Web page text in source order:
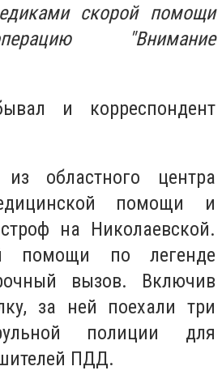
скорой помощи
"Внимание
и корреспондент
областного центра
помощи и
на Николаевской.
помощи по легенде
вызов. Включив
за ней поехали три
полиции для
ПДД.